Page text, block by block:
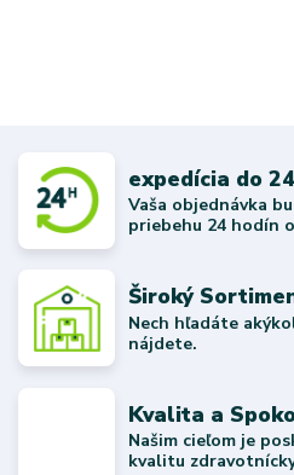
expedícia do
Vaša objednávka
priebehu 24 hodín
Široký
Nech hľadáte
nájdete.
Kvalita a
Našim cieľom je
kvalitu